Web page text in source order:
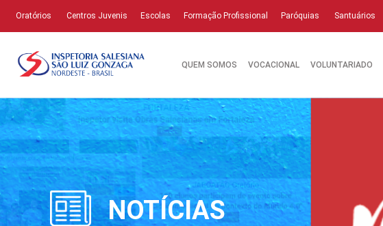
Oratórios Centros Juvenis Escolas Formação Profissional Paróquias Santuários
QUEM SOMOS VOCACIONAL VOLUNTARIADO
NOTÍCIAS